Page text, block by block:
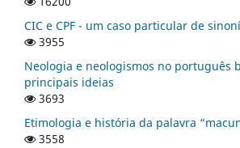
CIC e CPF - um caso particular de
3955
Neologia e neologismos no português
principais ideias
3693
Etimologia e história da palavra
3558